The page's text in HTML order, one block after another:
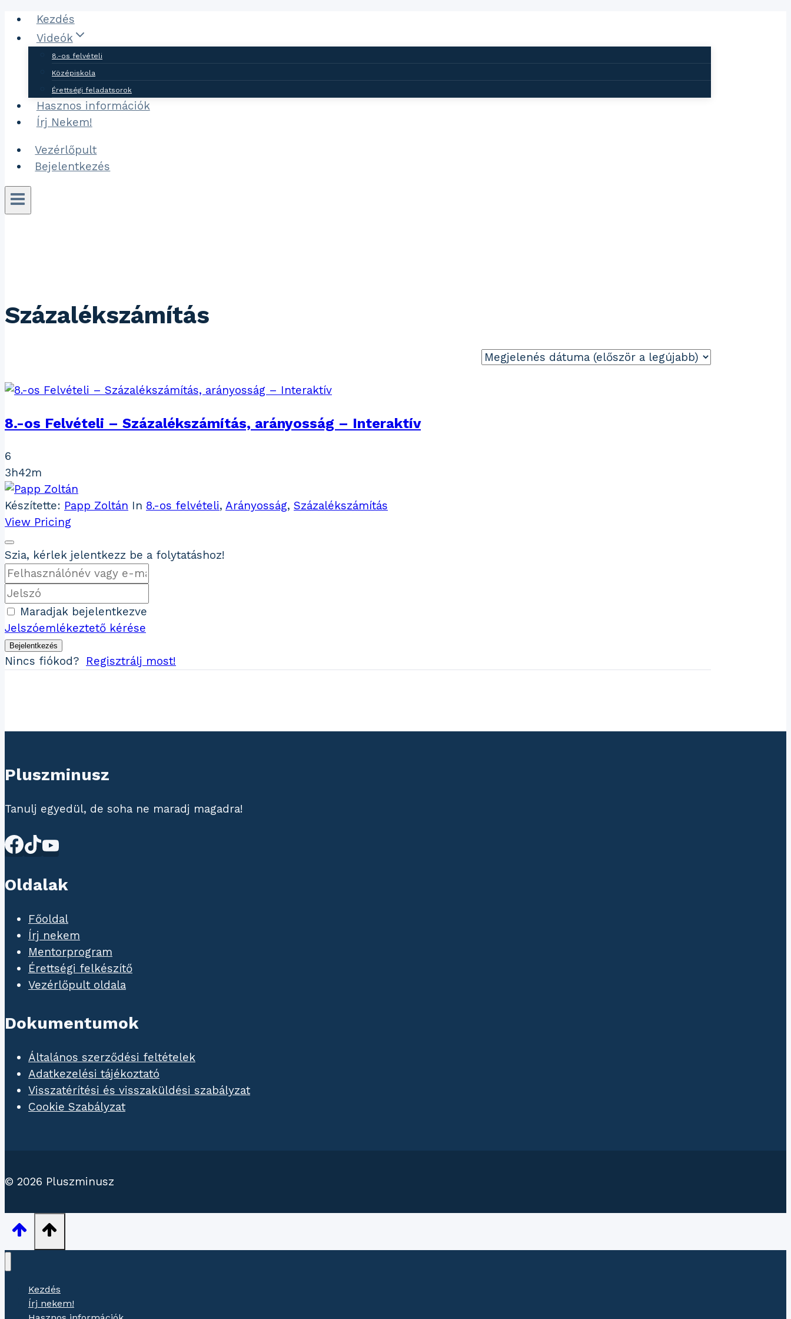
Ugrás
tartalomhoz
Kezdés
Videók
8.-os felvételi
Középiskola
Érettségi feladatsorok
Hasznos információk
Írj Nekem!
Vezérlőpult
Bejelentkezés
Százalékszámítás
8.-os Felvételi – Százalékszámítás, arányosság – Interaktív
6
3h42m
Készítette: Papp Zoltán In 8.-os felvételi, Arányosság, Százalékszámítás
View Pricing
Szia, kérlek jelentkezz be a folytatáshoz!
Maradjak bejelentkezve
Jelszóemlékeztető kérése
Bejelentkezés
Nincs fiókod? Regisztrálj most!
Pluszminusz
Tanulj egyedül, de soha ne maradj magadra!
Oldalak
Főoldal
Írj nekem
Mentorprogram
Érettségi felkészítő
Vezérlőpult oldala
Dokumentumok
Általános szerződési feltételek
Adatkezelési tájékoztató
Visszatérítési és visszaküldési szabályzat
Cookie Szabályzat
© 2026 Pluszminusz
Kezdés
Írj nekem!